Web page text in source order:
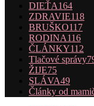
DIEŤA164
ZDRAVIE118
BRUŠKO117
RODINA116
ČLÁNKY112
Tlačové správy
ŽIJE75
SLÁVA49
Články od